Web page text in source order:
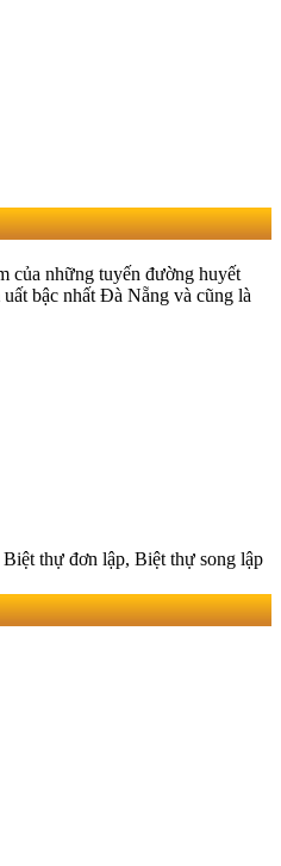
của những tuyến đường huyết
bậc nhất Đà Nẵng và cũng là
thự đơn lập, Biệt thự song lập